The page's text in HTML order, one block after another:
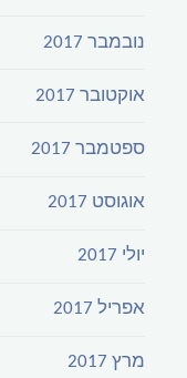
נובמבר 2017
אוקטובר 2017
ספטמבר 2017
אוגוסט 2017
יולי 2017
אפריל 2017
מרץ 2017